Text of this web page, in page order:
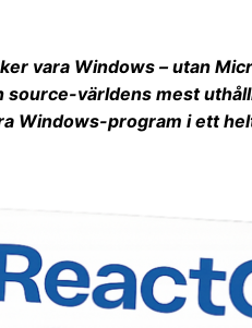
vara Windows – utan
världens mest
Windows-program i ett